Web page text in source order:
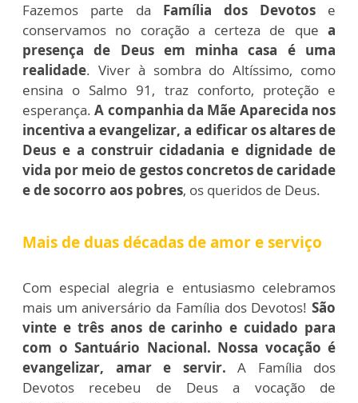
Fazemos parte da Família dos Devotos e
conservamos no coração a certeza de que a
presença de Deus em minha casa é uma
realidade. Viver à sombra do Altíssimo, como
ensina o Salmo 91, traz conforto, proteção e
esperança.A companhia da Mãe Aparecida nos
incentiva a evangelizar, a edificar os altares de
Deus e a construir cidadania e dignidade de
vida por meio de gestos concretos de caridade
e de socorro aos pobres, os queridos de Deus.
Mais de duas décadas de amor e serviço
Com especial alegria e entusiasmo celebramos
mais um aniversário da Família dos Devotos! São
vinte e três anos de carinho e cuidado para
com o Santuário Nacional. Nossa vocação é
evangelizar, amar e servir. A Família dos
Devotos recebeu de Deus a vocação de